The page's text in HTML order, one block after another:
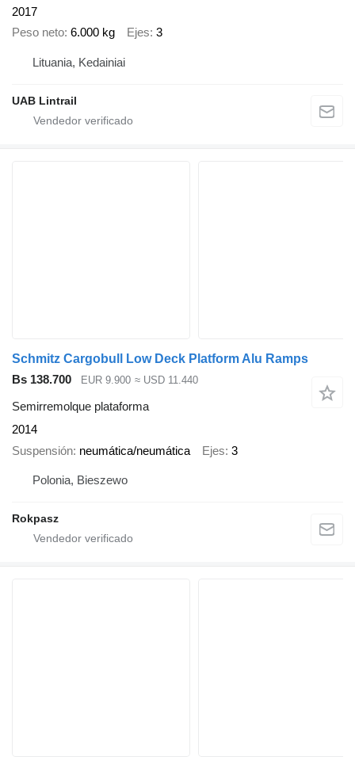
2017
Peso neto 6.000 kg Ejes 3
Lituania, Kedainiai
UAB Lintrail
Schmitz Cargobull Low Deck Platform Alu Ramps
Bs 138.700
EUR 9.900 ≈ USD 11.440
Semirremolque plataforma
2014
Suspensión neumática/neumática Ejes 3
Polonia, Bieszewo
Rokpasz